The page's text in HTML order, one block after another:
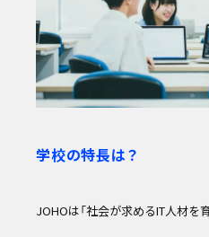
学校の特長は？
JOHOは「社会が求めるIT人材を